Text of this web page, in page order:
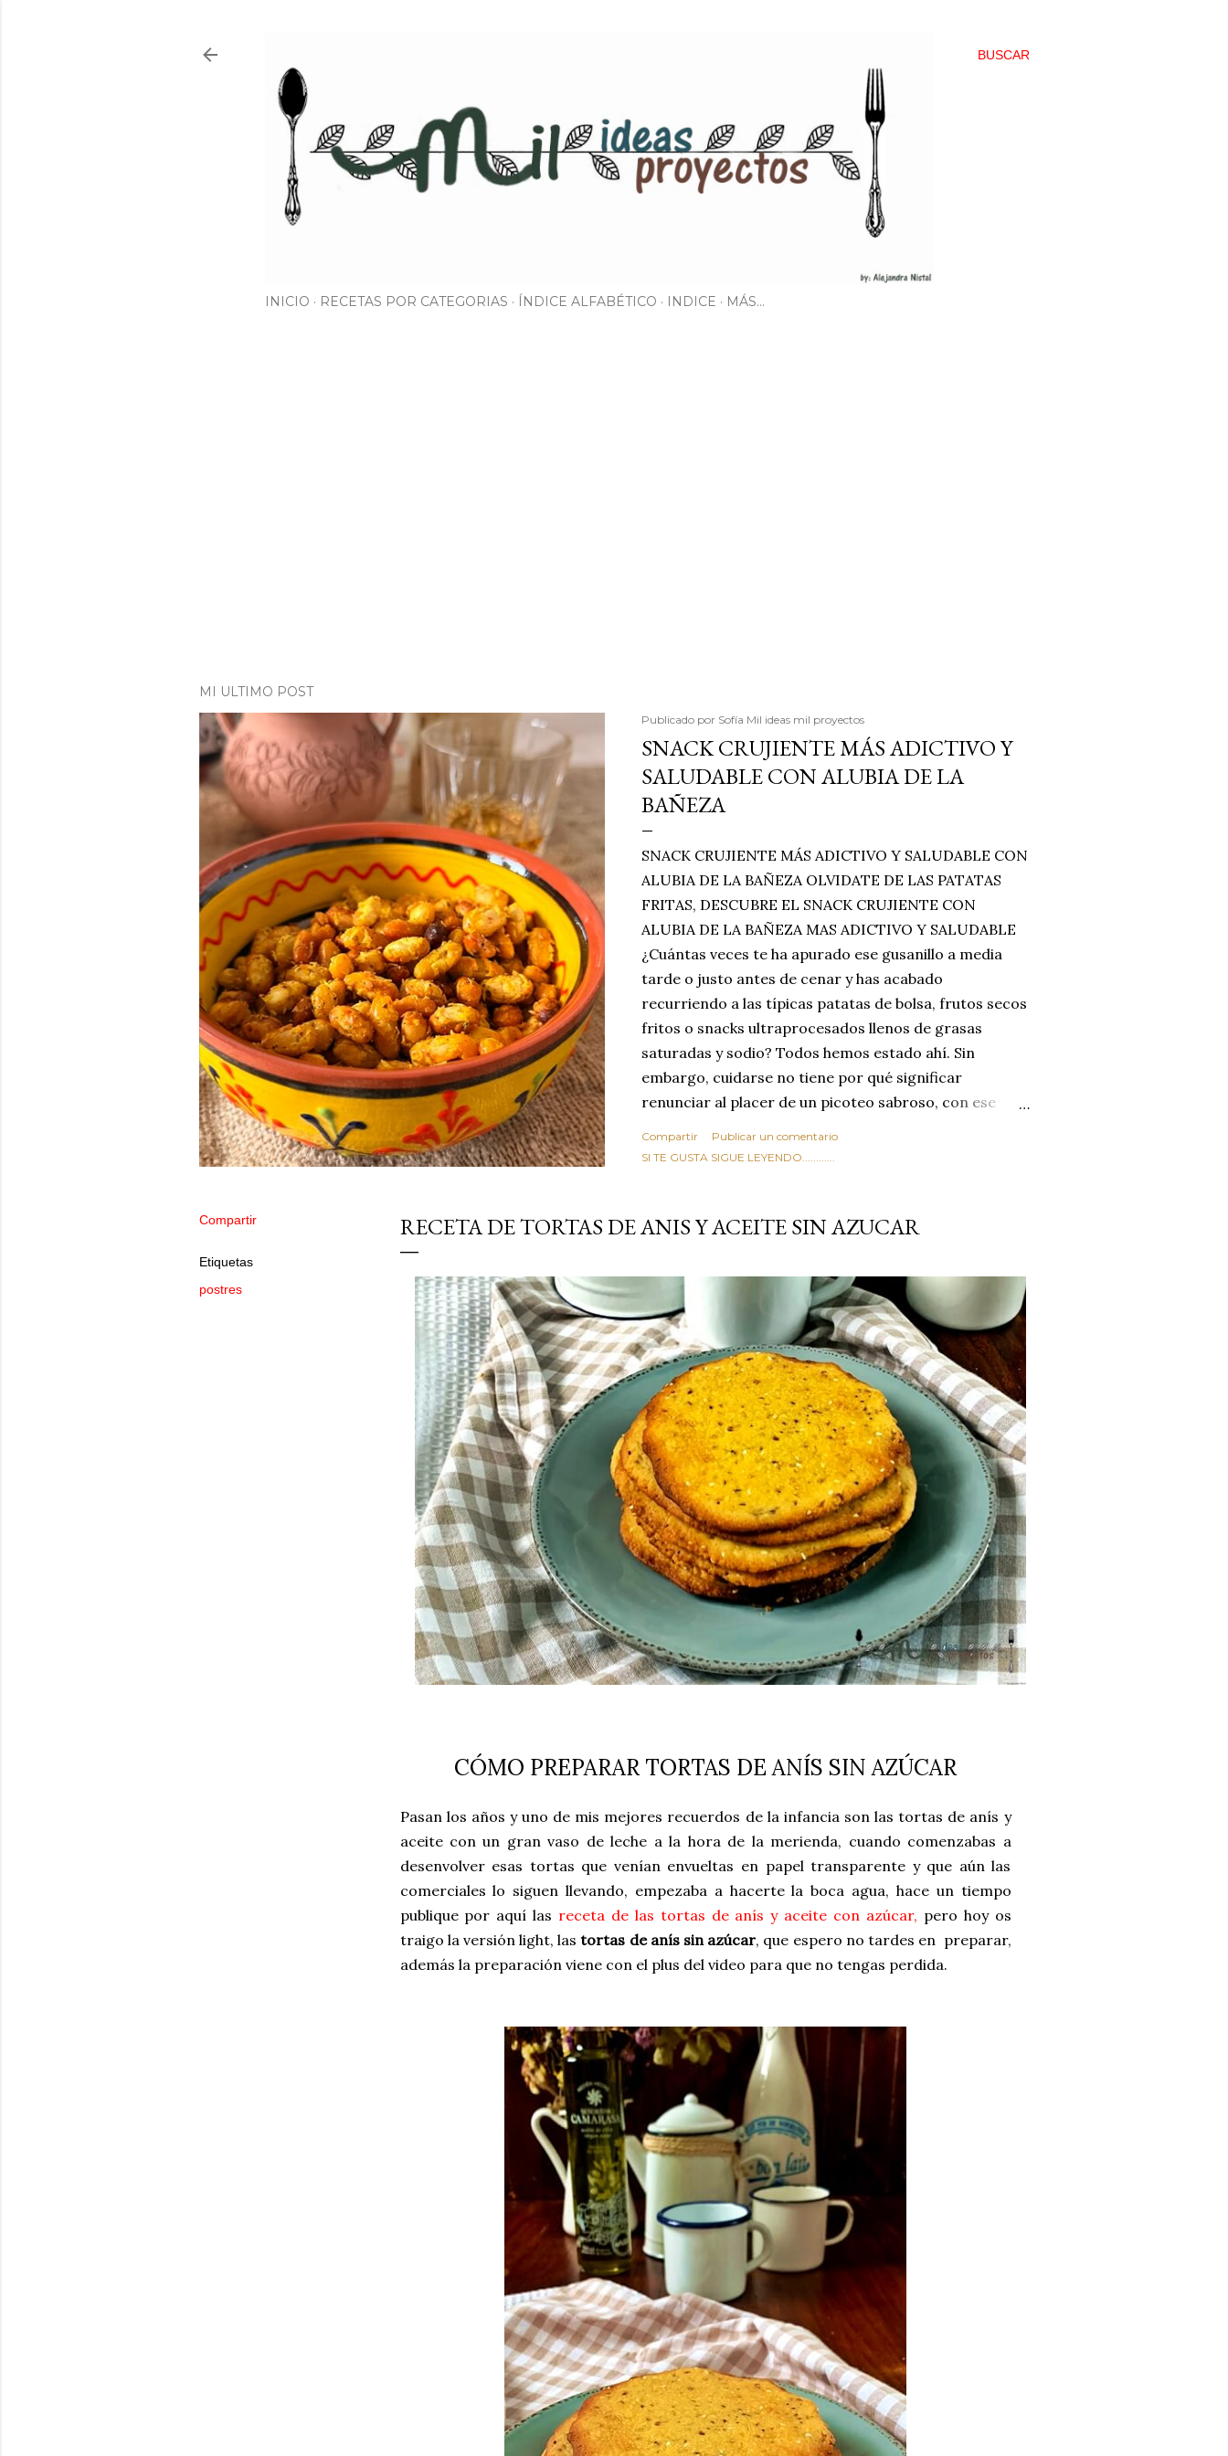
BUSCAR
INICIO RECETAS POR CATEGORIAS ÍNDICE ALFABÉTICO INDICE MÁS…
MI ULTIMO POST
Publicado por Sofía Mil ideas mil proyectos
SNACK CRUJIENTE MÁS ADICTIVO Y
SALUDABLE CON ALUBIA DE LA
BAÑEZA
SNACK CRUJIENTE MÁS ADICTIVO Y SALUDABLE CON
ALUBIA DE LA BAÑEZA OLVIDATE DE LAS PATATAS
FRITAS, DESCUBRE EL SNACK CRUJIENTE CON
ALUBIA DE LA BAÑEZA MAS ADICTIVO Y SALUDABLE
¿Cuántas veces te ha apurado ese gusanillo a media
tarde o justo antes de cenar y has acabado
recurriendo a las típicas patatas de bolsa, frutos secos
fritos o snacks ultraprocesados llenos de grasas
saturadas y sodio? Todos hemos estado ahí. Sin
embargo, cuidarse no tiene por qué significar
renunciar al placer de un picoteo sabroso, con ese
Estas alubias crujientes al horno van a cambiar por
tradicionales y copiosos de invierno. Con esta receta
ingrediente tan humilde como la alubia de La Bañeza
en un snack ligero, dorado, cargado de proteína y
100% natural. Es el sustituto perfecto a los frutos se...
Compartir
Publicar un comentario
SI TE GUSTA SIGUE LEYENDO............
Compartir
Etiquetas
postres
RECETA DE TORTAS DE ANIS Y ACEITE SIN AZUCAR
CÓMO PREPARAR TORTAS DE ANÍS SIN AZÚCAR
Pasan los años y uno de mis mejores recuerdos de la infancia son las tortas de anís y
aceite con un gran vaso de leche a la hora de la merienda, cuando comenzabas a
desenvolver esas tortas que venían envueltas en papel transparente y que aún las
comerciales lo siguen llevando, empezaba a hacerte la boca agua, hace un tiempo
publique por aquí las receta de las tortas de anís y aceite con azúcar, pero hoy os
traigo la versión light, lastortas de anís sin azúcar, que espero no tardes en preparar,
además la preparación viene con el plus del video para que no tengas perdida.